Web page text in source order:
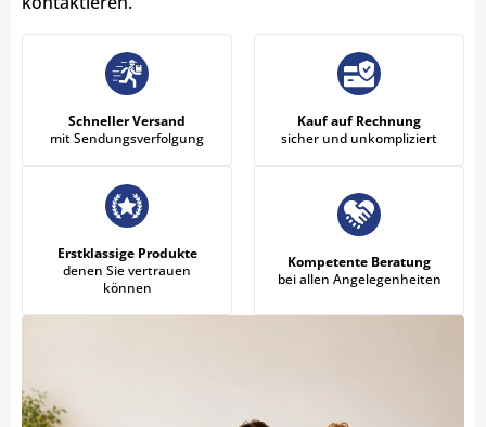
Schneller Versand
mit Sendungsverfolgung
Kauf auf Rechnung
sicher und unkompliziert
Erstklassige Produkte
denen Sie vertrauen
können
Kompetente Beratung
bei allen Angelegenheiten